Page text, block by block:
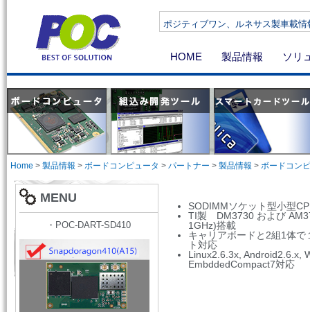
ポジティブワン、ルネサス製車載
HOME 製品情報 ソリ
Home > 製品情報 > ボードコンピュータ > パートナー > 製品情報 > ボードコン
MENU
・POC-DART-SD410
SODIMMソケット型小型
TI製 DM3730 および
1GHz)搭載
キャリアボードと2組1体で
ト対応
Linux2.6.3x, Android2.6.x,
EmbddedCompact7対応